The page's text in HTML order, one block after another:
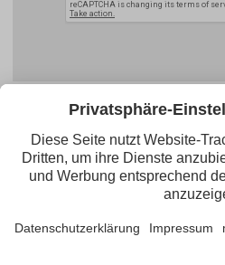
Tirol
Maria-Theresien-Straße
+43.512.5320-656·